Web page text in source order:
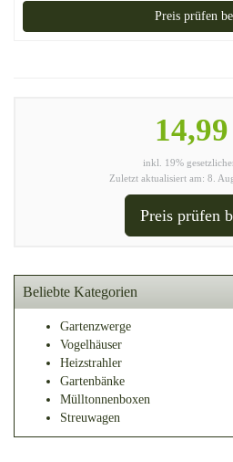
Preis prüfen
inkl. 19%
Zuletzt aktualisiert am: 8.
Preis prüfen
Beliebte Kategorien
Gartenzwerge
Vogelhäuser
Heizstrahler
Gartenbänke
Mülltonnenboxen
Streuwagen